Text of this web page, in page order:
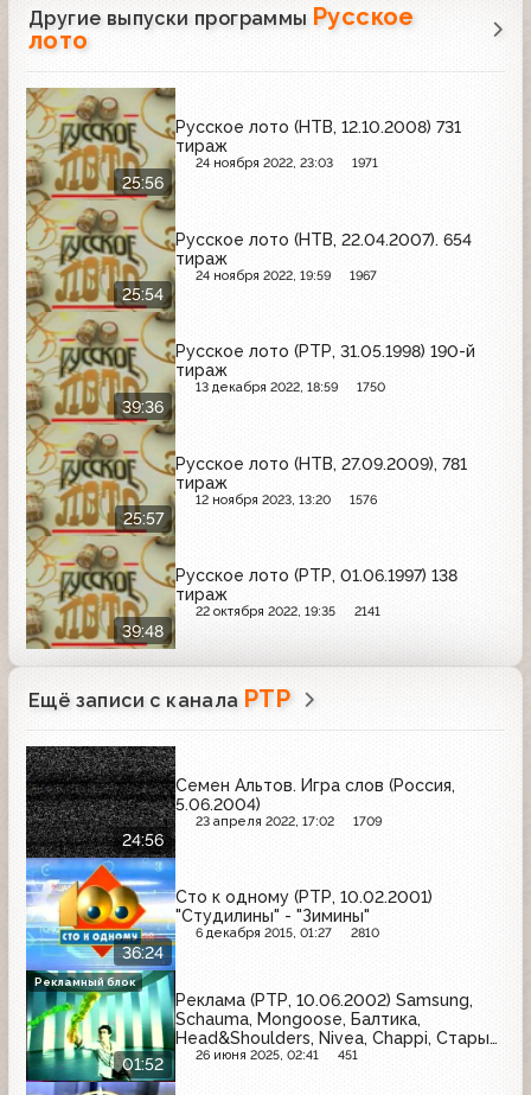
Другие выпуски программы Русское
лото
25:56
Русское лото (НТВ, 12.10.2008) 731
тираж
24 ноября 2022, 23:03 1971
25:54
Русское лото (НТВ, 22.04.2007). 654
тираж
24 ноября 2022, 19:59 1967
39:36
Русское лото (РТР, 31.05.1998) 190-й
тираж
13 декабря 2022, 18:59 1750
25:57
Русское лото (НТВ, 27.09.2009), 781
тираж
12 ноября 2023, 13:20 1576
39:48
Русское лото (РТР, 01.06.1997) 138
тираж
22 октября 2022, 19:35 2141
Ещё записи с канала РТР
24:56
Семен Альтов. Игра слов (Россия,
5.06.2004)
23 апреля 2022, 17:02 1709
36:24
Сто к одному (РТР, 10.02.2001)
"Студилины" - "Зимины"
6 декабря 2015, 01:27 2810
01:52
Реклама (РТР, 10.06.2002) Samsung,
Schauma, Mongoose, Балтика,
Head&Shoulders, Nivea, Chappi, Старый
мельник
26 июня 2025, 02:41 451
Рекламный блок